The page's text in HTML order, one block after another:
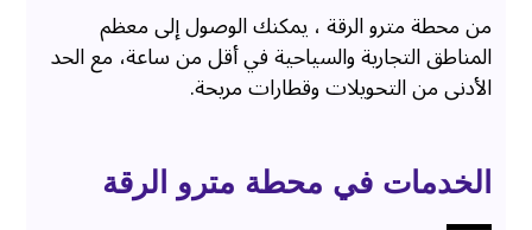
من محطة مترو الرقة ، يمكنك الوصول إلى معظم
المناطق التجارية والسياحية في أقل من ساعة، مع الحد
الأدنى من التحويلات وقطارات مريحة.
الخدمات في محطة مترو الرقة